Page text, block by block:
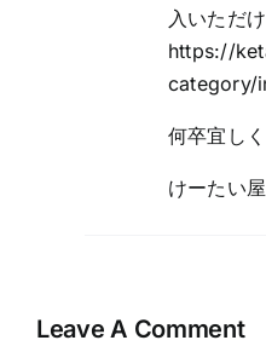
入いただけ
https://
category/
何卒宜し
けーたい屋
Leave A Comment